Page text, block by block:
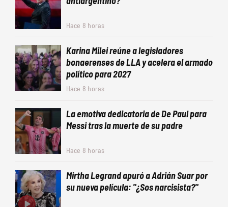
Hace 8 horas
Karina Milei reúne a legisladores
bonaerenses de LLA y acelera el armado
político para 2027
Hace 8 horas
La emotiva dedicatoria de De Paul para
Messi tras la muerte de su padre
Hace 8 horas
Mirtha Legrand apuró a Adrián Suar por
su nueva película: "¿Sos narcisista?"